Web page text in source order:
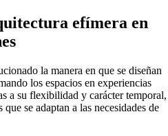
efímera en
la manera en que se diseñan
los espacios en experiencias
a su flexibilidad y carácter temporal,
se adaptan a las necesidades de